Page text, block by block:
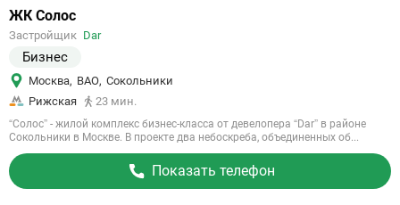
Ссылка
объект
ЖК Солос
Застройщик Dar
Бизнес
Москва, ВАО, Сокольники
Рижская
23 мин.
“Солос” - жилой комплекс бизнес-класса от девелопера “Dar” в районе
Сокольники в Москве. В проекте два небоскреба, объединенных об...
Показать телефон